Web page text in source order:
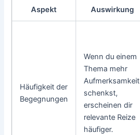
Aspekt Auswirkung
Häufigkeit der
Begegnungen
Wenn du einem
Thema mehr
Aufmerksamkeit
schenkst,
erscheinen dir
relevante Reize
häufiger.